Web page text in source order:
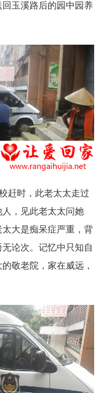
玉溪路后的园中园养
赶时，此老太太走过
，见此老太太问她
太大是痴呆症严重，背
论次。记忆中只知自
敬老院，家在威远，